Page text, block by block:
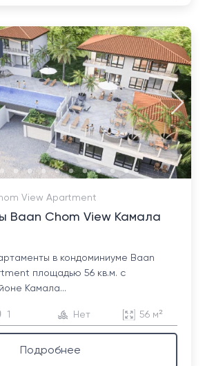
View Apartment
Baan Chom View Камала
в кондоминиуме Baan
площадью 56 кв.м. с
Камала...
1 Нет 56 м²
Подробнее